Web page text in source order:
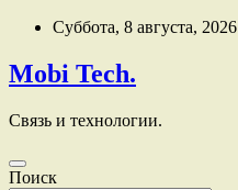
Перейти
содержимому
Суббота, 8 августа, 2026
Mobi Tech.
Связь и технологии.
Поиск